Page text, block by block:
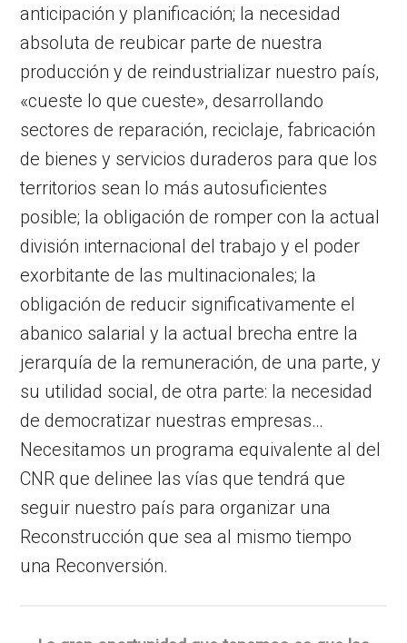
anticipación y planificación; la necesidad
absoluta de reubicar parte de nuestra
producción y de reindustrializar nuestro país,
«cueste lo que cueste», desarrollando
sectores de reparación, reciclaje, fabricación
de bienes y servicios duraderos para que los
territorios sean lo más autosuficientes
posible; la obligación de romper con la actual
división internacional del trabajo y el poder
exorbitante de las multinacionales; la
obligación de reducir significativamente el
abanico salarial y la actual brecha entre la
jerarquía de la remuneración, de una parte, y
su utilidad social, de otra parte: la necesidad
de democratizar nuestras empresas…
Necesitamos un programa equivalente al del
CNR que delinee las vías que tendrá que
seguir nuestro país para organizar una
Reconstrucción que sea al mismo tiempo
una Reconversión.